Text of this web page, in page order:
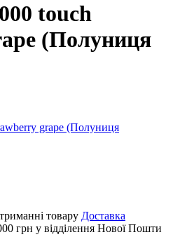
touch
(Полуниця
товару Доставка
грн у відділення Нової Пошти